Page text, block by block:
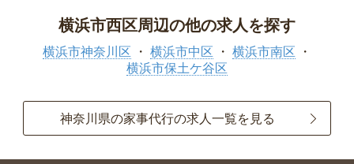
横浜市西区周辺の他の求人を探す
横浜市神奈川区 横浜市中区
横浜市南区
横浜市保土ケ谷区
神奈川県の家事代行の求人一覧を見る